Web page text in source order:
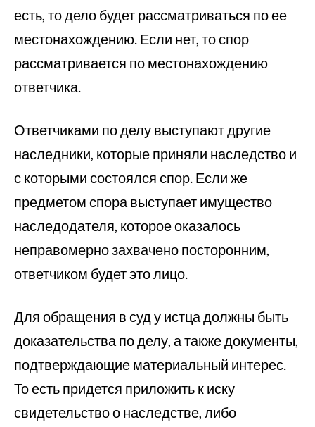
есть, то дело будет рассматриваться по ее
местонахождению. Если нет, то спор
рассматривается по местонахождению
ответчика.
Ответчиками по делу выступают другие
наследники, которые приняли наследство и
с которыми состоялся спор. Если же
предметом спора выступает имущество
наследодателя, которое оказалось
неправомерно захвачено посторонним,
ответчиком будет это лицо.
Для обращения в суд у истца должны быть
доказательства по делу, а также документы,
подтверждающие материальный интерес.
То есть придется приложить к иску
свидетельство о наследстве, либо